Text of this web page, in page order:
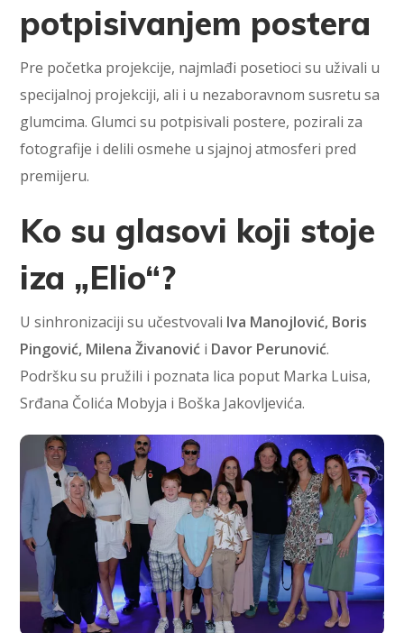
potpisivanjem postera
Pre početka projekcije, najmlađi posetioci su uživali u
specijalnoj projekciji, ali i u nezaboravnom susretu sa
glumcima. Glumci su potpisivali postere, pozirali za
fotografije i delili osmehe u sjajnoj atmosferi pred
premijeru.
Ko su glasovi koji stoje
iza „Elio“?
U sinhronizaciji su učestvovali Iva Manojlović, Boris
Pingović, Milena Živanović i Davor Perunović.
Podršku su pružili i poznata lica poput Marka Luisa,
Srđana Čolića Mobyja i Boška Jakovljevića.